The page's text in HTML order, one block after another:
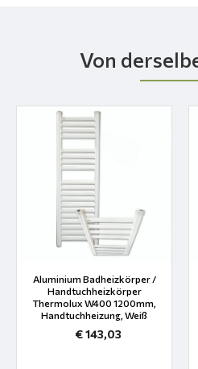
Von
Aluminium Badheizkörper /
Handtuchheizkörper
Thermolux W400 1200mm,
Handtuchheizung, Weiß
€ 143,03